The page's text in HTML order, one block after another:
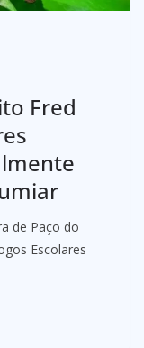
Fred
de Paço do
Escolares